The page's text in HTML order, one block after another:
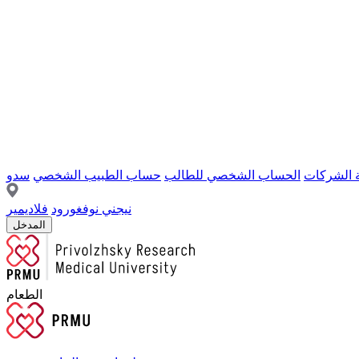
الشركات الحساب الشخصي للطالب حساب الطبيب الشخصي سدو
نيجني نوفغورود فلاديمير
المدخل
الطعام